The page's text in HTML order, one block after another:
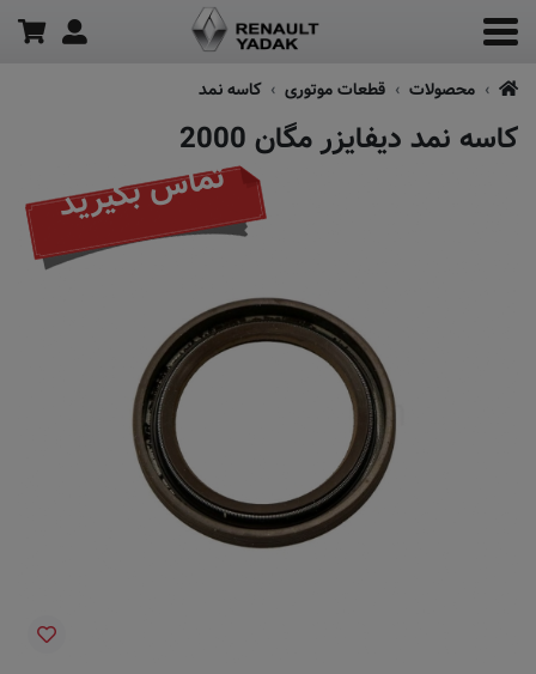
محصولات قطعات موتوری کاسه نمد
کاسه نمد دیفایزر مگان 2000
تماس بگیرید